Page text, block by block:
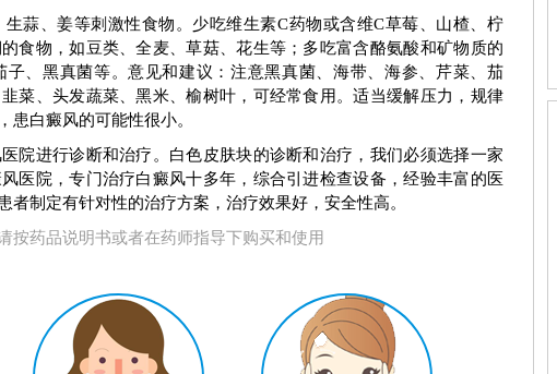
蒜、姜等刺激性食物。少吃维生素C药物或含维C草莓、山楂、柠
食物，如豆类、全麦、草菇、花生等；多吃富含酪氨酸和矿物质的
、黑真菌等。意见和建议：注意黑真菌、海带、海参、芹菜、茄
菜、头发蔬菜、黑米、榆树叶，可经常食用。适当缓解压力，规律
患白癜风的可能性很小。
院进行诊断和治疗。白色皮肤块的诊断和治疗，我们必须选择一家
医院，专门治疗白癜风十多年，综合引进检查设备，经验丰富的医
者制定有针对性的治疗方案，治疗效果好，安全性高。
按药品说明书或者在药师指导下购买和使用
刘惠莉